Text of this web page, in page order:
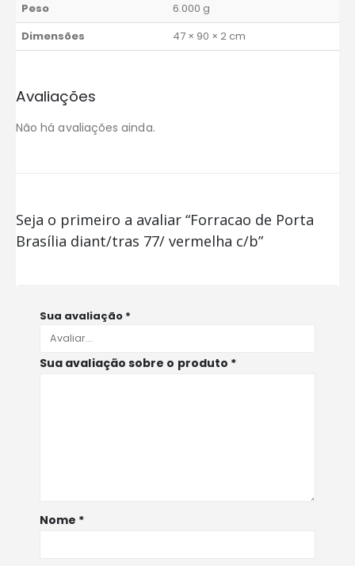
Peso
6.000 g
Dimensões
47 × 90 × 2 cm
Avaliações
Não há avaliações ainda.
Seja o primeiro a avaliar “Forracao de Porta
Brasília diant/tras 77/ vermelha c/b”
Sua avaliação *
Sua avaliação sobre o produto *
Nome *